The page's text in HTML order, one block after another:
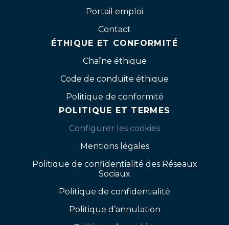
Portail emploi
Contact
ÉTHIQUE ET CONFORMITÉ
Chaîne éthique
Code de conduite éthique
Politique de conformité
POLITIQUE ET TERMES
Configurer les cookies
Mentions légales
Politique de confidentialité des Réseaux
Sociaux
Politique de confidentialité
Politique d’annulation